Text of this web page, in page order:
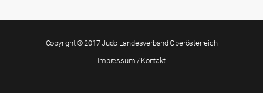
Copyright © 2017 Judo Landesverband Oberösterreich
Impressum / Kontakt